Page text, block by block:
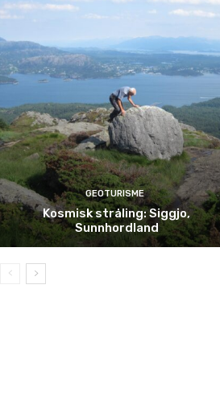
GEOTURISME
Kosmisk stråling: Siggjo,
Sunnhordland